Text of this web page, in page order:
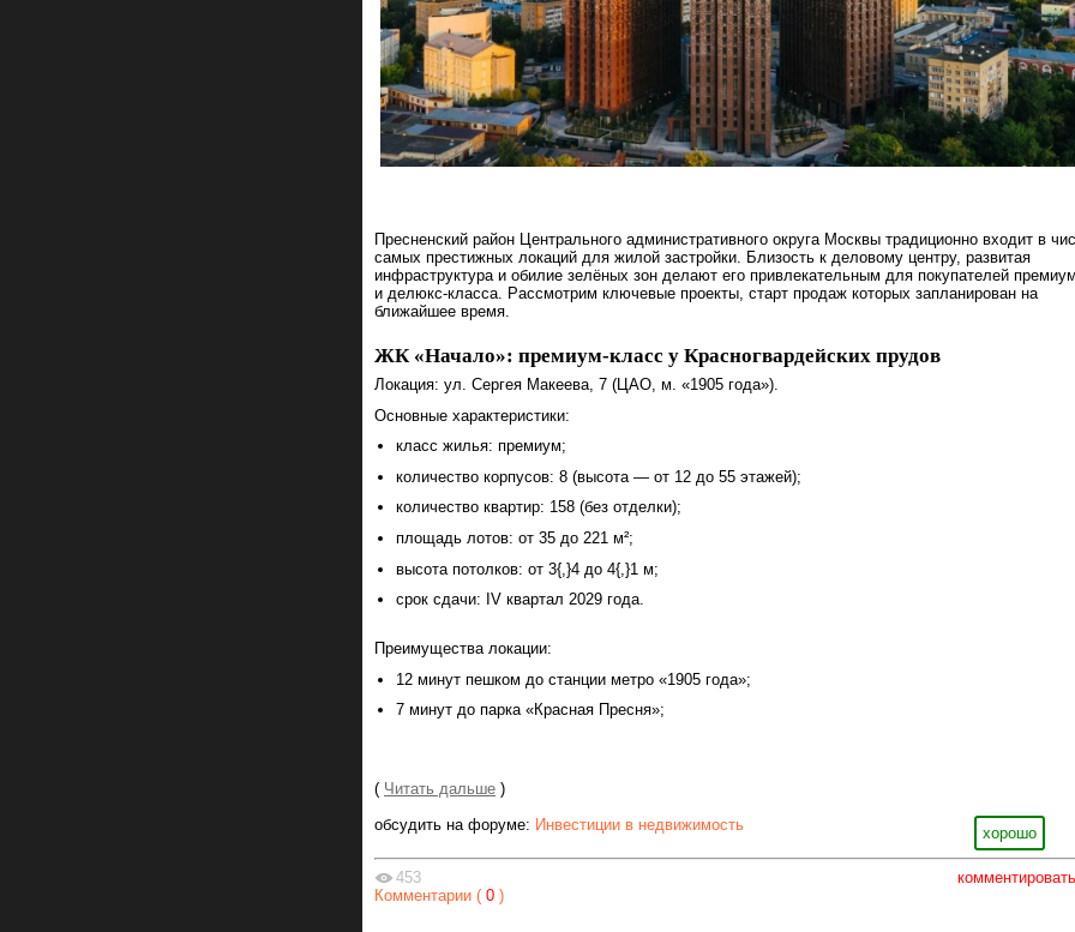
Пресненский район Центрального административного округа Москвы традиционно входит в
самых престижных локаций для жилой застройки. Близость к деловому центру, развитая
инфраструктура и обилие зелёных зон делают его привлекательным для покупателей
и делюкс‑класса. Рассмотрим ключевые проекты, старт продаж которых запланирован на
ближайшее время.
ЖК «Начало»: премиум‑класс у Красногвардейских прудов
Локация: ул. Сергея Макеева, 7 (ЦАО, м. «1905 года»).
Основные характеристики:
класс жилья: премиум;
количество корпусов: 8 (высота — от 12 до 55 этажей);
количество квартир: 158 (без отделки);
площадь лотов: от 35 до 221 м²;
высота потолков: от 3{,}4 до 4{,}1 м;
срок сдачи: IV квартал 2029 года.
Преимущества локации:
12 минут пешком до станции метро «1905 года»;
7 минут до парка «Красная Пресня»;
( Читать дальше )
хорошо
обсудить на форуме: Инвестиции в недвижимость
комментировать
453
Комментарии ( 0 )